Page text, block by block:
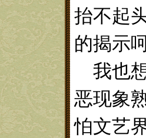
抬不起
的揭示
我也
恶现象
怕文艺